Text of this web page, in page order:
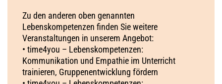
Zu den anderen oben genannten
Lebenskompetenzen finden Sie weitere
Veranstaltungen in unserem Angebot:
• time4you – Lebenskompetenzen:
Kommunikation und Empathie im Unterricht
trainieren, Gruppenentwicklung fördern